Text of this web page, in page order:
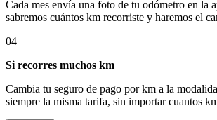
Cada mes envía una foto de tu odómetro en la
sabremos cuántos km recorriste y haremos el
04
Si recorres muchos km
Cambia tu seguro de pago por km a la
siempre la misma tarifa, sin importar cuantos